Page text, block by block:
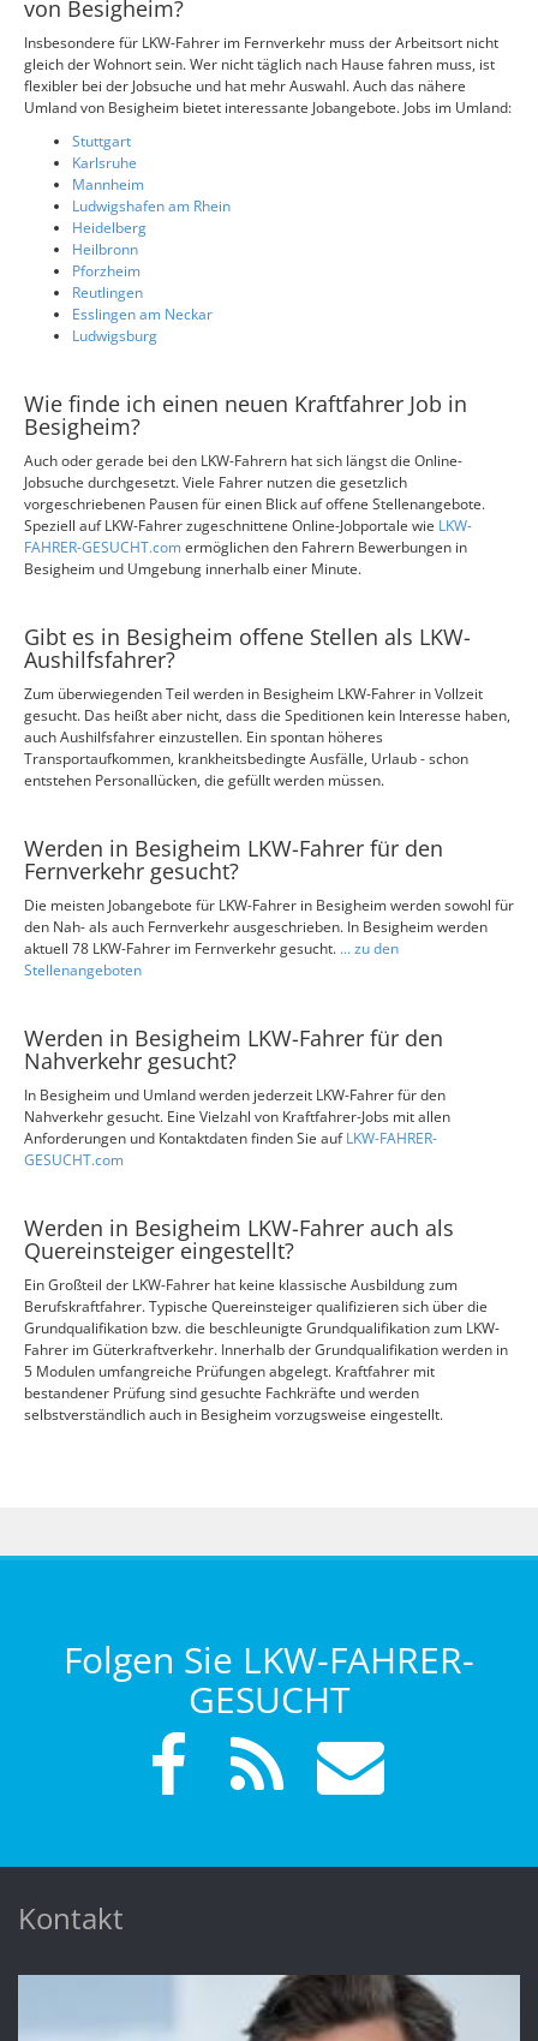
von Besigheim?
Insbesondere für LKW-Fahrer im Fernverkehr muss der Arbeitsort nicht
gleich der Wohnort sein. Wer nicht täglich nach Hause fahren muss, ist
flexibler bei der Jobsuche und hat mehr Auswahl. Auch das nähere
Umland von Besigheim bietet interessante Jobangebote. Jobs im Umland:
Stuttgart
Karlsruhe
Mannheim
Ludwigshafen am Rhein
Heidelberg
Heilbronn
Pforzheim
Reutlingen
Esslingen am Neckar
Ludwigsburg
Wie finde ich einen neuen Kraftfahrer Job in
Besigheim?
Auch oder gerade bei den LKW-Fahrern hat sich längst die Online-
Jobsuche durchgesetzt. Viele Fahrer nutzen die gesetzlich
vorgeschriebenen Pausen für einen Blick auf offene Stellenangebote.
Speziell auf LKW-Fahrer zugeschnittene Online-Jobportale wie LKW-
FAHRER-GESUCHT.comermöglichen den Fahrern Bewerbungen in
Besigheim und Umgebung innerhalb einer Minute.
Gibt es in Besigheim offene Stellen als LKW-
Aushilfsfahrer?
Zum überwiegenden Teil werden in Besigheim LKW-Fahrer in Vollzeit
gesucht. Das heißt aber nicht, dass die Speditionen kein Interesse haben,
auch Aushilfsfahrer einzustellen. Ein spontan höheres
Transportaufkommen, krankheitsbedingte Ausfälle, Urlaub - schon
entstehen Personallücken, die gefüllt werden müssen.
Werden in Besigheim LKW-Fahrer für den
Fernverkehr gesucht?
Die meisten Jobangebote für LKW-Fahrer in Besigheim werden sowohl für
den Nah- als auch Fernverkehr ausgeschrieben. In Besigheim werden
aktuell 78 LKW-Fahrer im Fernverkehr gesucht. ... zu den
Stellenangeboten
Werden in Besigheim LKW-Fahrer für den
Nahverkehr gesucht?
In Besigheim und Umland werden jederzeit LKW-Fahrer für den
Nahverkehr gesucht. Eine Vielzahl von Kraftfahrer-Jobs mit allen
Anforderungen und Kontaktdaten finden Sie aufLKW-FAHRER-
GESUCHT.com
Werden in Besigheim LKW-Fahrer auch als
Quereinsteiger eingestellt?
Ein Großteil der LKW-Fahrer hat keine klassische Ausbildung zum
Berufskraftfahrer. Typische Quereinsteiger qualifizieren sich über die
Grundqualifikation bzw. die beschleunigte Grundqualifikation zum LKW-
Fahrer im Güterkraftverkehr. Innerhalb der Grundqualifikation werden in
5 Modulen umfangreiche Prüfungen abgelegt. Kraftfahrer mit
bestandener Prüfung sind gesuchte Fachkräfte und werden
selbstverständlich auch in Besigheim vorzugsweise eingestellt.
Folgen Sie LKW-FAHRER-
GESUCHT
Kontakt